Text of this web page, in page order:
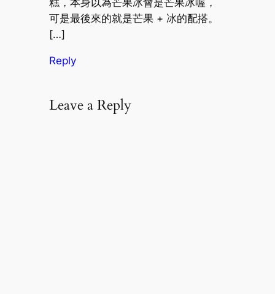
糕，本身以為芒果冰會是芒果冰喔，
可是最後來的就是芒果 + 冰的配搭。
[…]
Reply
Leave a Reply